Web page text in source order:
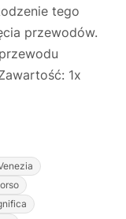
tego
przewodów.
1x